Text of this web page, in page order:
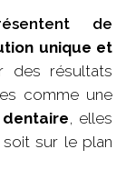
de
unique et
des résultats
comme une
, elles
sur le plan